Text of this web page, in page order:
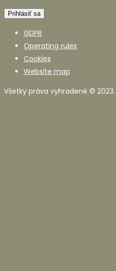
GDPR
Operating rules
Cookies
Website map
Všetky práva vyhradené ©